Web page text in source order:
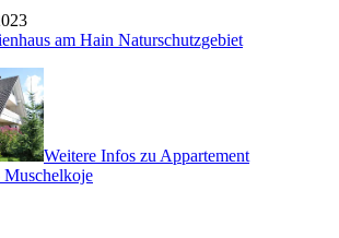
am Hain Naturschutzgebiet
Weitere Infos zu Appartement